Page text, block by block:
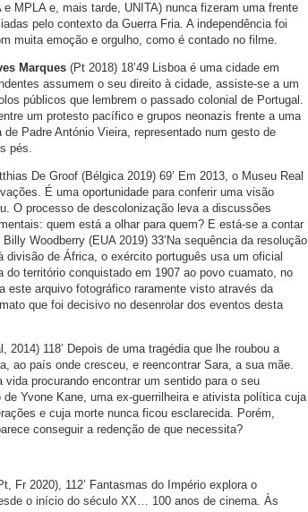
MPLA e, mais tarde, UNITA) nunca fizeram uma frente
pelo contexto da Guerra Fria. A independência foi
muita emoção e orgulho, como é contado no filme.
Marques (Pt 2018) 18’49 Lisboa é uma cidade em
assumem o seu direito à cidade, assiste-se a um
públicos que lembrem o passado colonial de Portugal.
um protesto pacífico e grupos neonazis frente a uma
Padre António Vieira, representado num gesto de
pés.
De Groof (Bélgica 2019) 69’ Em 2013, o Museu Real
É uma oportunidade para conferir uma visão
O processo de descolonização leva a discussões
quem está a olhar para quem? E está-se a contar
Woodberry (EUA 2019) 33’Na sequência da resolução
divisão de África, o exército português usa um oficial
território conquistado em 1907 ao povo cuamato, no
este arquivo fotográfico raramente visto através da
que foi decisivo no desenrolar dos eventos desta
2014) 118’ Depois de uma tragédia que lhe roubou a
ao país onde cresceu, e reencontrar Sara, a sua mãe.
procurando encontrar um sentido para o seu
Yvone Kane, uma ex-guerrilheira e ativista política cuja
e cuja morte nunca ficou esclarecida. Porém,
conseguir a redenção de que necessita?
Fr 2020), 112’ Fantasmas do Império explora o
o início do século XX… 100 anos de cinema. Às